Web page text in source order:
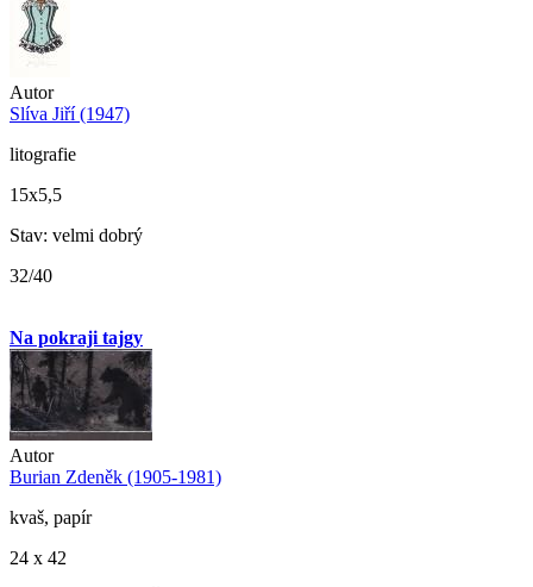
Autor
Slíva Jiří (1947)
litografie
15x5,5
Stav: velmi dobrý
32/40
Na pokraji tajgy
Autor
Burian Zdeněk (1905-1981)
kvaš, papír
24 x 42